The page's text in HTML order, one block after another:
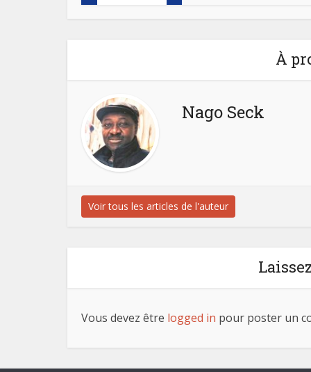
À
Nago Seck
Voir tous les articles de l'auteur
Vous devez être logged in pour poster un